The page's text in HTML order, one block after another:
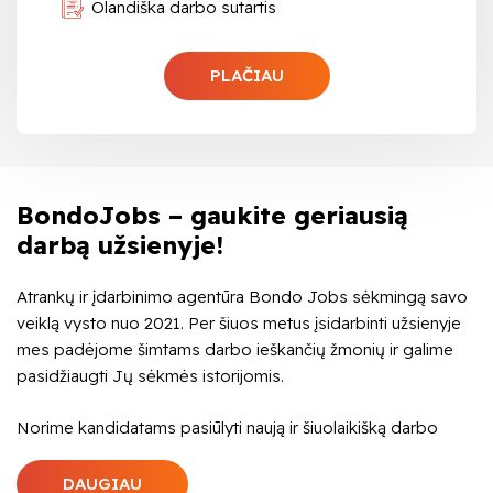
Olandiška darbo sutartis
PLAČIAU
BondoJobs – gaukite geriausią
darbą užsienyje!
Atrankų ir įdarbinimo agentūra Bondo Jobs sėkmingą savo
veiklą vysto nuo 2021. Per šiuos metus įsidarbinti užsienyje
mes padėjome šimtams darbo ieškančių žmonių ir galime
pasidžiaugti Jų sėkmės istorijomis.
Norime kandidatams pasiūlyti naują ir šiuolaikišką darbo
Olandijoje, Belgijoje, Suomijoje ir Švedijoje. Darbo paieška
DAUGIAU